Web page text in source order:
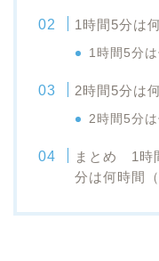
1時間5分は
1時間5分
2時間5分は
2時間5分
まとめ 1時
分は何時間